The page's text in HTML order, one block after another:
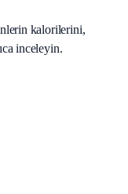
kalorilerini,
inceleyin.